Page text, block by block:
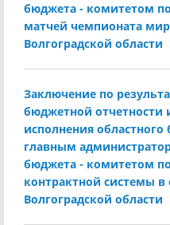
бюджета - комитетом
матчей чемпионата
Волгоградской области
Заключение по
бюджетной отчетности
исполнения областного
главным
бюджета - комитетом
контрактной системы в
Волгоградской области